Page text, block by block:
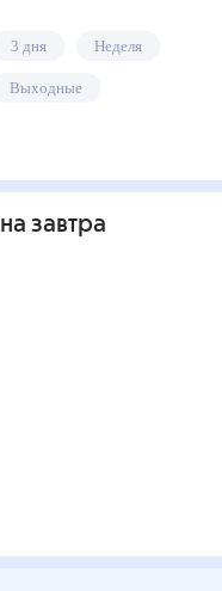
3 дня Неделя
Выходные
на завтра